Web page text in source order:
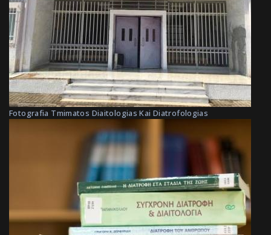
Fotografia Tmimatos Diaitologias Kai Diatrofologias